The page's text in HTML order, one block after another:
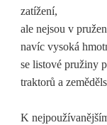
zatížení,
ale nejsou v
navíc vysoká
se listové pružiny
traktorů a
K